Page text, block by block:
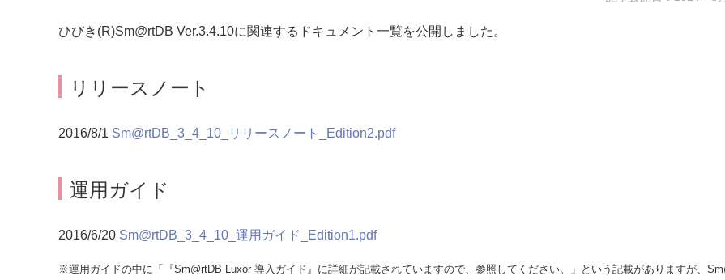
ひびき(R)Sm@rtDB Ver.3.4.10に関連するドキュメント一覧を公開しました。
リリースノート
2016/8/1 Sm@rtDB_3_4_10_リリースノート_Edition2.pdf
運用ガイド
2016/6/20 Sm@rtDB_3_4_10_運用ガイド_Edition1.pdf
※運用ガイドの中に「『Sm@rtDB Luxor 導入ガイド』に詳細が記載されていますので、参照してください。」という記載がありますが、